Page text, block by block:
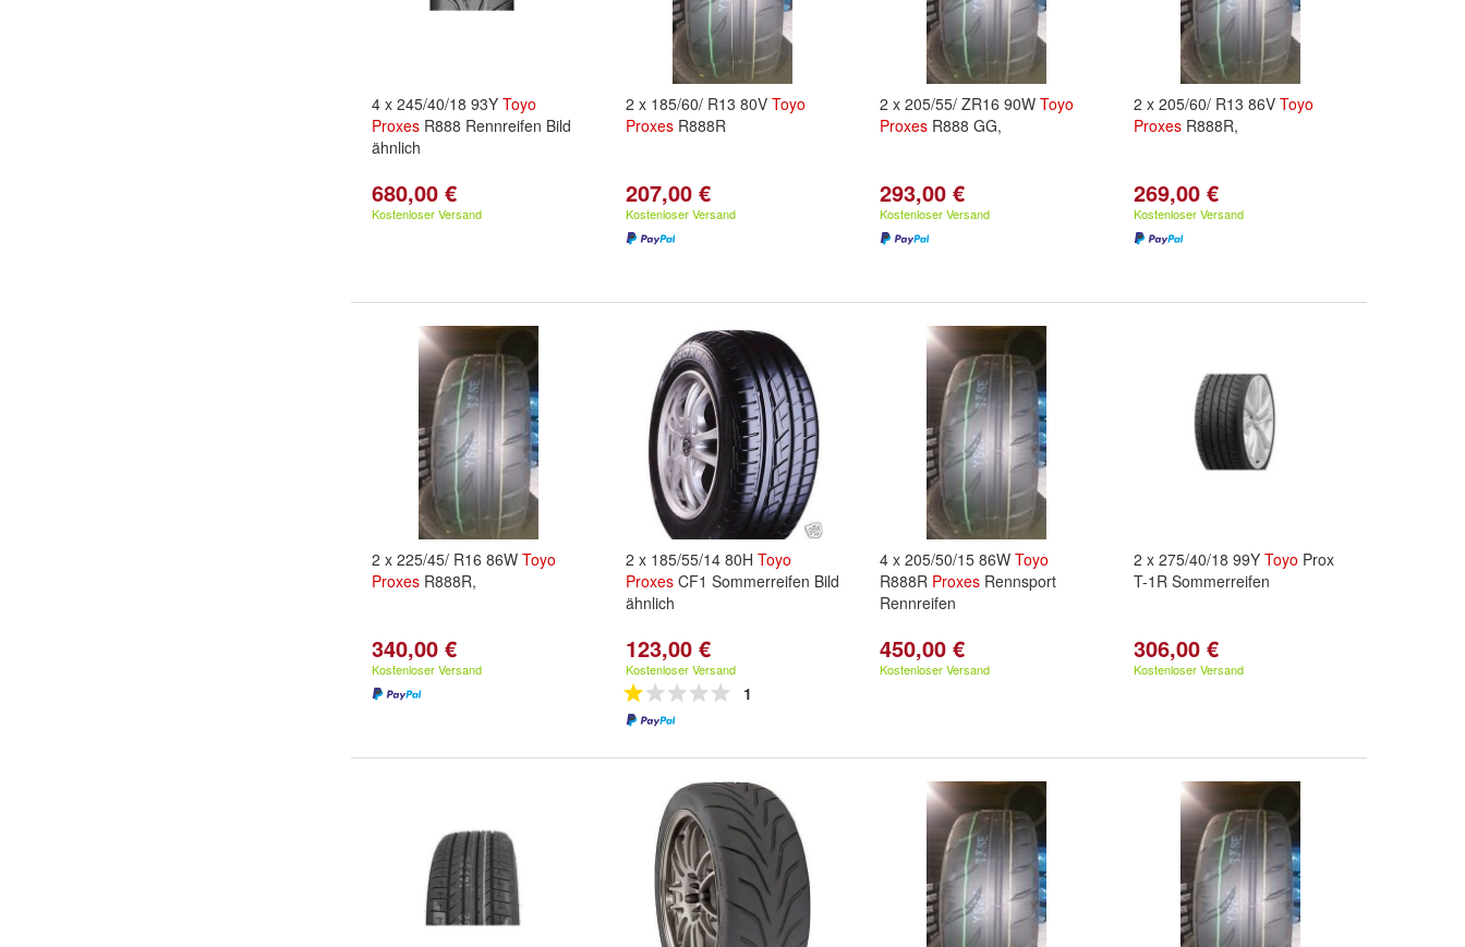
4 x 245/40/18 93Y Toyo
Proxes R888 Rennreifen Bild
ähnlich
680,00 €
Kostenloser Versand
2 x 185/60/ R13 80V Toyo
Proxes R888R
207,00 €
Kostenloser Versand
2 x 205/55/ ZR16 90W Toyo
Proxes R888 GG,
293,00 €
Kostenloser Versand
2 x 205/60/ R13 86V Toyo
Proxes R888R,
269,00 €
Kostenloser Versand
2 x 225/45/ R16 86W Toyo
Proxes R888R,
340,00 €
Kostenloser Versand
2 x 185/55/14 80H Toyo
Proxes CF1 Sommerreifen Bild
ähnlich
123,00 €
Kostenloser Versand
1
4 x 205/50/15 86W Toyo
R888R Proxes Rennsport
Rennreifen
450,00 €
Kostenloser Versand
2 x 275/40/18 99Y Toyo Prox
T-1R Sommerreifen
306,00 €
Kostenloser Versand